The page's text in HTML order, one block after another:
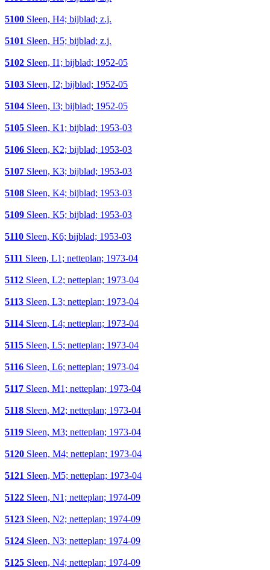
5100 Sleen, H4; bijblad; z.j.
5101 Sleen, H5; bijblad; z.j.
5102 Sleen, I1; bijblad; 1952-05
5103 Sleen, I2; bijblad; 1952-05
5104 Sleen, I3; bijblad; 1952-05
5105 Sleen, K1; bijblad; 1953-03
5106 Sleen, K2; bijblad; 1953-03
5107 Sleen, K3; bijblad; 1953-03
5108 Sleen, K4; bijblad; 1953-03
5109 Sleen, K5; bijblad; 1953-03
5110 Sleen, K6; bijblad; 1953-03
5111 Sleen, L1; netteplan; 1973-04
5112 Sleen, L2; netteplan; 1973-04
5113 Sleen, L3; netteplan; 1973-04
5114 Sleen, L4; netteplan; 1973-04
5115 Sleen, L5; netteplan; 1973-04
5116 Sleen, L6; netteplan; 1973-04
5117 Sleen, M1; netteplan; 1973-04
5118 Sleen, M2; netteplan; 1973-04
5119 Sleen, M3; netteplan; 1973-04
5120 Sleen, M4; netteplan; 1973-04
5121 Sleen, M5; netteplan; 1973-04
5122 Sleen, N1; netteplan; 1974-09
5123 Sleen, N2; netteplan; 1974-09
5124 Sleen, N3; netteplan; 1974-09
5125 Sleen, N4; netteplan; 1974-09